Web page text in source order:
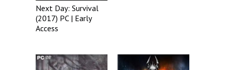
Next Day: Survival
(2017) PC | Early
Access